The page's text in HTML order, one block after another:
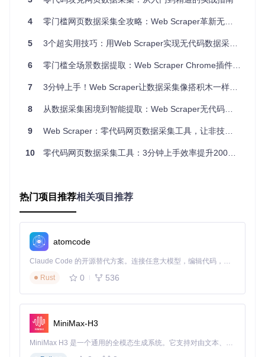
动态网页抓不到数据？可视化选择器轻松应对
现代网站广泛采用AJAX动态加载技术，传统静态爬虫往往只
在浏览器中定位动态加载的元素，实时预览提取结果，让你不
反爬机制总被封？智能模拟浏览器行为绕过限制
面对日益严格的反爬措施，许多采集工具频繁被网站识别并封
迟、滚动操作和点击交互，有效降低被识别的风险，提高数据
碍。Web Scraper支持将数据导出为CSV、JSON等多种格
式，无缝对接Excel、Google Sheets等数据分析工具，让你的
工作流更加顺畅。
避坑指南
处理动态内容时，适当增加页面加载延迟，确保内容完全加
载
求间隔
导出数据前先使用预览功能检查数据完整性，避免遗漏重要
字段
能力解析：Web Scraper核心功能深度剖析
4 零门槛网页数据采集全攻略：Web Scraper革新无代码数据提取体验
5 3个超实用技巧：用Web Scraper实现无代码数据采集的高效价值
6 零门槛全场景数据提取：Web Scraper Chrome插件的颠覆式应用指南
7 3分钟上手！Web Scraper让数据采集像搭积木一样简单 | 2023全场景指南
8 从数据采集困境到智能提取：Web Scraper无代码工具的全场景应用指南
9 Web Scraper：零代码网页数据采集工具，让非技术人员轻松获取网络信息
10 零代码网页数据采集工具：3分钟上手效率提升200%的实战指南
热门项目推荐相关项目推荐
atomcode
Claude Code 的开源替代方案。连接任意大模型，编辑代码，运行命令，自动验证 — 全自动执行。用 Rust 构建，极致性能。 ｜ An open-source alternative to Claude Code. Connect any LLM, edit code, run commands, and verify changes — autonomously. Built in Rust for speed. Get Started
Rust
0 536
MiniMax-H3
MiniMax H3 是一个通用的全模态生成系统。它支持对由文本、图像、视频和音频组成的多模态上下文进行统一理解，并能生成分辨率高达 2K、时长可达 15 秒的带原生立体声音频的视频。得益于面向任务泛化的系统设计，H3 在预训练阶段就已具备广泛的多模态上下文理解与生成能力，能够出色地执行复杂的多模态指令。